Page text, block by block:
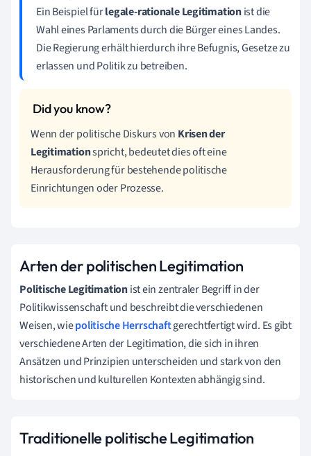
Ein Beispiel fürlegale-rationale Legitimationist die
Wahl eines Parlaments durch die Bürger eines Landes.
Die Regierung erhält hierdurch ihre Befugnis, Gesetze zu
erlassen und Politik zu betreiben.
Wenn der politische Diskurs von Krisen der
Legitimationspricht, bedeutet dies oft eine
Herausforderung für bestehende politische
Einrichtungen oder Prozesse.
Arten der politischen Legitimation
Politische Legitimationist ein zentraler Begriff in der
Politikwissenschaft und beschreibt die verschiedenen
Weisen, wiepolitische Herrschaftgerechtfertigt wird. Es gibt
verschiedene Arten der Legitimation, die sich in ihren
Ansätzen und Prinzipien unterscheiden und stark von den
historischen und kulturellen Kontexten abhängig sind.
Traditionelle politische Legitimation